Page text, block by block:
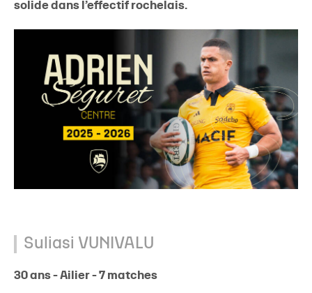
solide dans l’effectif rochelais.
Suliasi VUNIVALU
30 ans - Ailier - 7 matches